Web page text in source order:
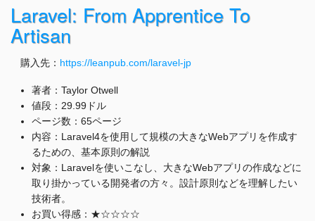
Laravel: From Apprentice To
Artisan
購入先： https://leanpub.com/laravel-jp
著者：Taylor Otwell
値段：29.99ドル
ページ数：65ページ
内容：Laravel4を使用して規模の大きなWebアプリを作成す
るための、基本原則の解説
対象：Laravelを使いこなし、大きなWebアプリの作成などに
取り掛かっている開発者の方々。設計原則などを理解したい
技術者。
お買い得感：★☆☆☆☆